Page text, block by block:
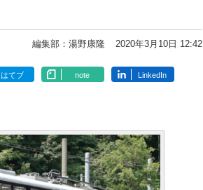
編集部：湯野康隆 2020年3月10日 12:42
はてブ note LinkedIn